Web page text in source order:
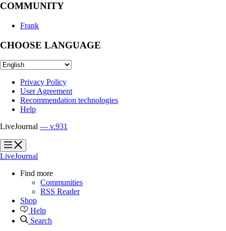
COMMUNITY
Frank
CHOOSE LANGUAGE
Privacy Policy
User Agreement
Recommendation technologies
Help
LiveJournal — v.931
?
?
LiveJournal
Find more
Communities
RSS Reader
Shop
Help
Search